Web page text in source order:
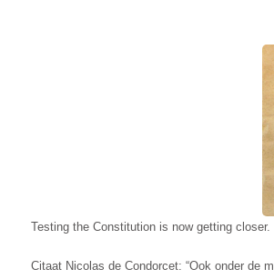
Testing the Constitution is now getting closer.
Citaat Nicolas de Condorcet: “Ook onder de